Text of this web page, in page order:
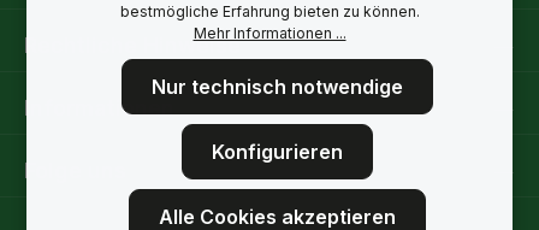
Rechtliche Hinweise
Informationen
Folge uns
bestmögliche Erfahrung bieten zu können.
Mehr Informationen ...
Nur technisch notwendige
Konfigurieren
Alle Cookies akzeptieren